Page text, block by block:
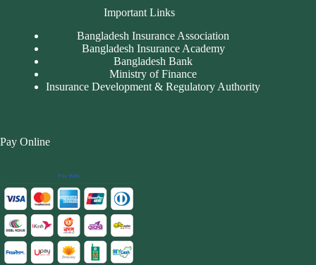
Important Links
Bangladesh Insurance Association
Bangladesh Insurance Academy
Bangladesh Bank
Ministry of Finance
Insurance Development & Regulatory Authority
Pay Online